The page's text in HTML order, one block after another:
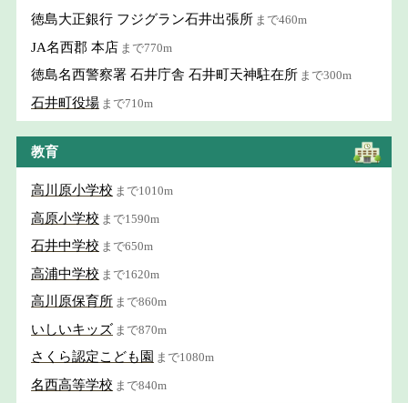
徳島大正銀行 フジグラン石井出張所 まで460m
JA名西郡 本店 まで770m
徳島名西警察署 石井庁舎 石井町天神駐在所 まで300m
石井町役場 まで710m
教育
高川原小学校 まで1010m
高原小学校 まで1590m
石井中学校 まで650m
高浦中学校 まで1620m
高川原保育所 まで860m
いしいキッズ まで870m
さくら認定こども園 まで1080m
名西高等学校 まで840m